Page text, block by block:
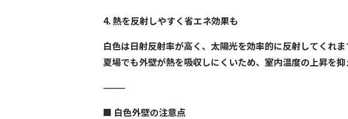
4. 熱を反射しやすく省エネ効果も
白色は日射反射率が高く、太陽光を効率的に反射してくれま
夏場でも外壁が熱を吸収しにくいため、室内温度の上昇を
⸻
■ 白色外壁の注意点